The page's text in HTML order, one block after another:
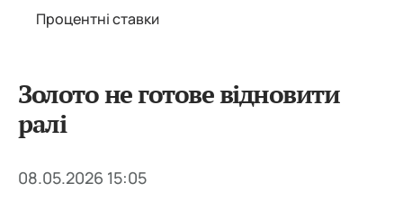
Процентні ставки
Золото не готове відновити
ралі
08.05.2026 15:05